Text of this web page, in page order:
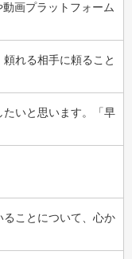
画プラットフォーム
れる相手に頼ること
たいと思います。「早
ことについて、心か